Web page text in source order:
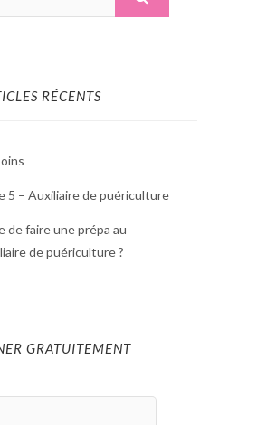
RÉCENTS
5 – Auxiliaire de puériculture
de faire une prépa au
de puériculture ?
GRATUITEMENT